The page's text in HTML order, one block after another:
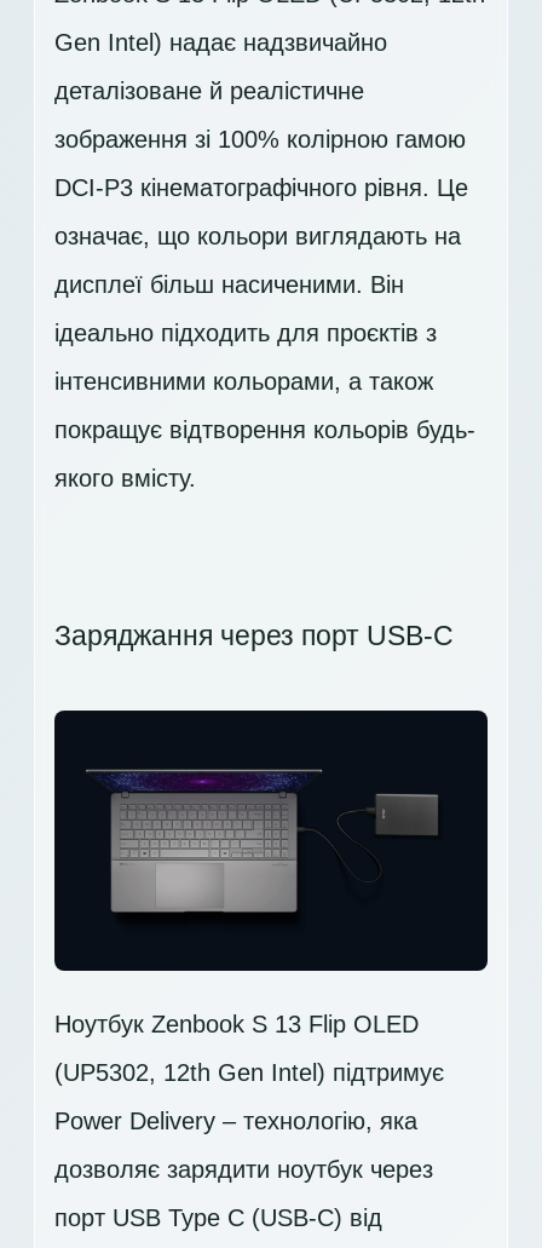
Gen Intel) надає надзвичайно
деталізоване й реалістичне
зображення зі 100% колірною гамою
DCI-P3 кінематографічного рівня. Це
означає, що кольори виглядають на
дисплеї більш насиченими. Він
ідеально підходить для проєктів з
інтенсивними кольорами, а також
покращує відтворення кольорів будь-
якого вмісту.
Заряджання через порт USB-C
Ноутбук Zenbook S 13 Flip OLED
(UP5302, 12th Gen Intel) підтримує
Power Delivery – технологію, яка
дозволяє зарядити ноутбук через
порт USB Type C (USB-C) від